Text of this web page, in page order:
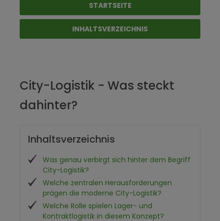
STARTSEITE
INHALTSVERZEICHNIS
City-Logistik - Was steckt
dahinter?
Inhaltsverzeichnis
Was genau verbirgt sich hinter dem Begriff
City-Logistik?
Welche zentralen Herausforderungen
prägen die moderne City-Logistik?
Welche Rolle spielen Lager- und
Kontraktlogistik in diesem Konzept?